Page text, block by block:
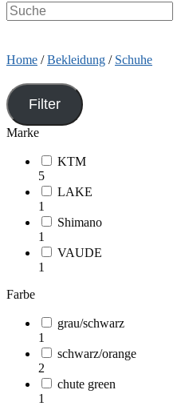
Search
this
Home / Bekleidung / Schuhe
Filter
Marke
KTM
5
LAKE
1
Shimano
1
VAUDE
1
Farbe
grau/schwarz
1
schwarz/orange
2
chute green
1